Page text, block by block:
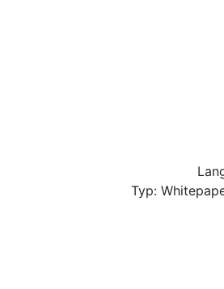
Typ: